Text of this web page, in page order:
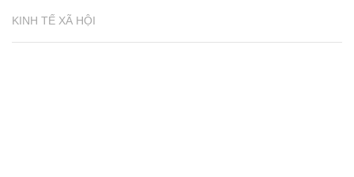
KINH TẾ XÃ HỘI